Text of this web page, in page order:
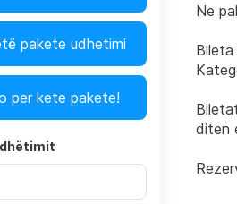
Ne
diten
pakete udhetimi
per kete pakete!